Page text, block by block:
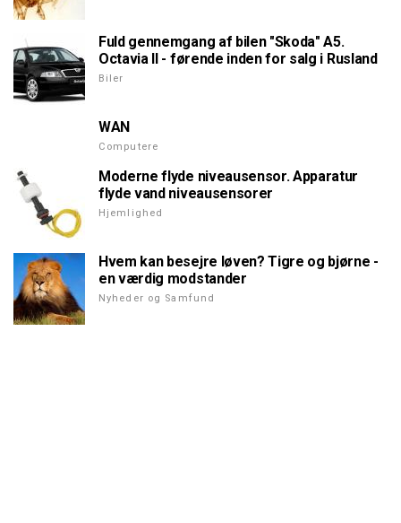
Fuld gennemgang af bilen "Skoda" A5.
Octavia II - førende inden for salg i Rusland
Biler
WAN
Computere
Moderne flyde niveausensor. Apparatur
flyde vand niveausensorer
Hjemlighed
Hvem kan besejre løven? Tigre og bjørne -
en værdig modstander
Nyheder og Samfund